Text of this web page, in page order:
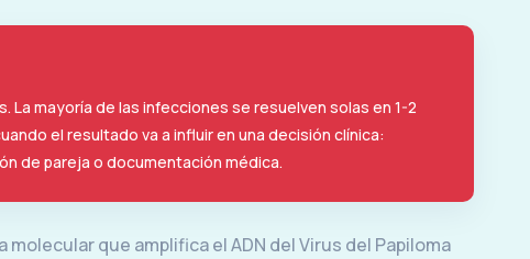
La mayoría de las infecciones se resuelven solas en 1-2
el resultado va a influir en una decisión clínica:
de pareja o documentación médica.
molecular que amplifica el ADN del Virus del Papiloma